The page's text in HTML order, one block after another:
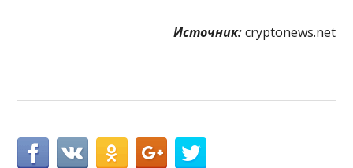
Источник: cryptonews.net